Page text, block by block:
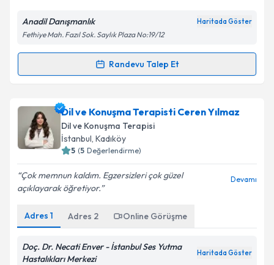
Kişisel verilerimin işlenmesine ilişkin
Aydınlatma
Metni'ni okudum ve kişisel verilerimin belirtilen
kapsamda işlenmesini kabul ediyorum.
Anadil Danışmanlık Haritada Göster
Fethiye Mah. Fazıl Sok. Saylık Plaza No:19/12
Randevu Talep Et
Randevu Takvimi Talebi
Dil ve Konuşma Terapisti Tuba Ayhan Atlasiçin
randevu takvimi talebi oluşturun. Size bu uzmandan
randevu almanız için bir takvim hazırlandığında e-
posta ile bilgilendireceğiz.
E-posta Adresiniz
Kişisel verilerimin işlenmesine ilişkinAydınlatma
Metni'ni okudum ve kişisel verilerimin belirtilen
kapsamda işlenmesini kabul ediyorum.
Dil ve Konuşma Terapisti Ceren Yılmaz
Dil ve Konuşma Terapisi
İstanbul, Kadıköy
5 (5 Değerlendirme)
Çok memnun kaldım. Egzersizleri çok güzel
açıklayarak öğretiyor.
Devamı
Adres 1 Adres 2 Online Görüşme
Doç. Dr. Necati Enver - İstanbul Ses Yutma
Hastalıkları Merkezi
Haritada Göster